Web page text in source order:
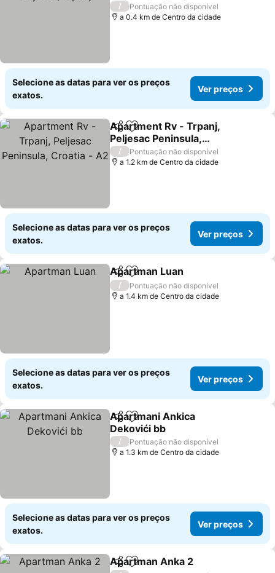
/
Pontuação não disponível
a 0.4 km de Centro da cidade
Selecione as datas para ver os preços
exatos.
Ver preços
PartilharAdicionar aos favoritos
Apartment Rv - Trpanj,
Peljesac Peninsula,
Croatia - A2
/
Pontuação não disponível
a 1.2 km de Centro da cidade
Selecione as datas para ver os preços
exatos.
Ver preços
PartilharAdicionar aos favoritos
Apartman Luan
/
Pontuação não disponível
a 1.4 km de Centro da cidade
Selecione as datas para ver os preços
exatos.
Ver preços
PartilharAdicionar aos favoritos
Apartmani Ankica
Dekovići bb
/
Pontuação não disponível
a 1.3 km de Centro da cidade
Selecione as datas para ver os preços
exatos.
Ver preços
PartilharAdicionar aos favoritos
Apartman Anka 2